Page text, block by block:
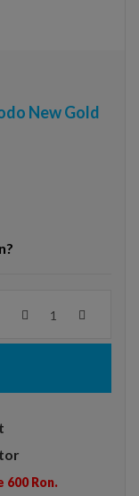
New Gold
600 Ron.